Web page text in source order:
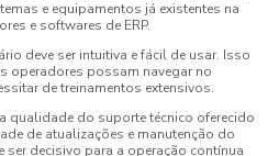
e equipamentos já existentes na
e softwares de ERP.
deve ser intuitiva e fácil de usar. Isso
operadores possam navegar no
de treinamentos extensivos.
qualidade do suporte técnico oferecido
de atualizações e manutenção do
decisivo para a operação contínua